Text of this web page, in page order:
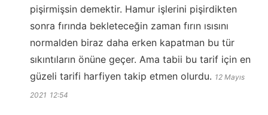
pişirmişsin demektir. Hamur işlerini pişirdikten
sonra fırında bekleteceğin zaman fırın ısısını
normalden biraz daha erken kapatman bu tür
sıkıntıların önüne geçer. Ama tabii bu tarif için en
güzeli tarifi harfiyen takip etmen olurdu. 12 Mayıs
2021 12:54